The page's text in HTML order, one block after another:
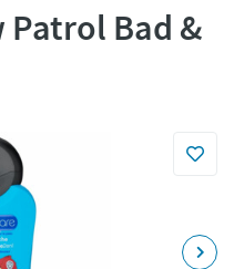
Patrol Bad &